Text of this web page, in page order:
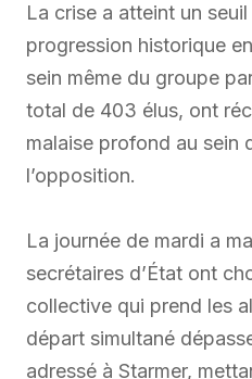
La crise a atteint un
progression historique
sein même du groupe
total de 403 élus, ont
malaise profond au sein
l’opposition.
La journée de mardi a
secrétaires d’État ont
collective qui prend les
départ simultané
adressé à Starmer,